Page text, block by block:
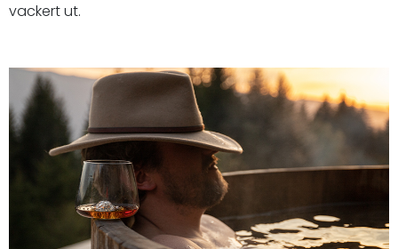
vackert ut.